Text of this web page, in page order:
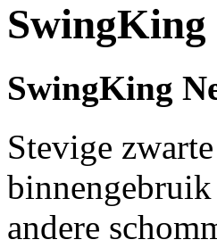
SwingKing
SwingKing
Stevige
andere